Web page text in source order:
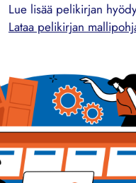
Lue lisää pelikirjan
Lataa pelikirjan